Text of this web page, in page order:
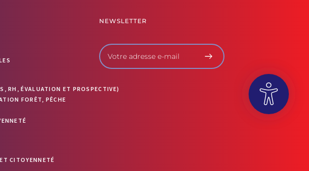
RH, ÉVALUATION ET PROSPECTIVE)
FORÊT, PÊCHE
CITOYENNETÉ
NEWSLETTER